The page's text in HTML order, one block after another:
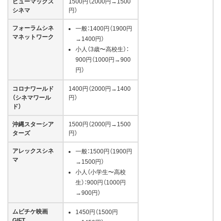
ヒューマックス
シネマ
1500円（2000円→1500
円）
フォーラムシネ
マネットワーク
一般：1400円（1900円
→1400円）
小人（3歳〜高校生）：
900円（1000円→900
円）
コロナワールド
（シネマワール
ド）
1400円（2000円→1400
円）
沖縄スターシア
ターズ
1500円（2000円→1500
円）
アレックスシネ
マ
一般：1500円（1900円
→1500円）
小人（小学生〜高校
生）：900円（1000円
→900円）
ムビチケ映画
1450円（1500円